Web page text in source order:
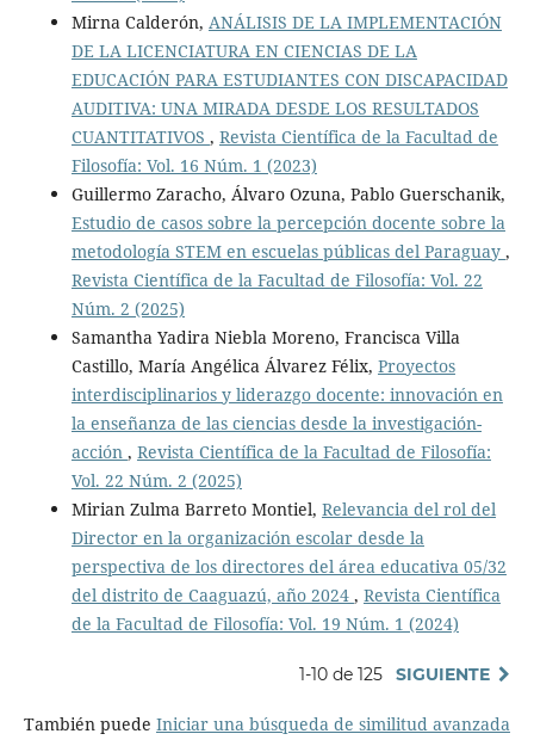
Mirna Calderón, ANÁLISIS DE LA IMPLEMENTACIÓN
DE LA LICENCIATURA EN CIENCIAS DE LA
EDUCACIÓN PARA ESTUDIANTES CON DISCAPACIDAD
AUDITIVA: UNA MIRADA DESDE LOS RESULTADOS
CUANTITATIVOS , Revista Científica de la Facultad de
Filosofía: Vol. 16 Núm. 1 (2023)
Guillermo Zaracho, Álvaro Ozuna, Pablo Guerschanik,
Estudio de casos sobre la percepción docente sobre la
metodología STEM en escuelas públicas del Paraguay ,
Revista Científica de la Facultad de Filosofía: Vol. 22
Núm. 2 (2025)
Samantha Yadira Niebla Moreno, Francisca Villa
Castillo, María Angélica Álvarez Félix, Proyectos
interdisciplinarios y liderazgo docente: innovación en
la enseñanza de las ciencias desde la investigación-
acción , Revista Científica de la Facultad de Filosofía:
Vol. 22 Núm. 2 (2025)
Mirian Zulma Barreto Montiel, Relevancia del rol del
Director en la organización escolar desde la
perspectiva de los directores del área educativa 05/32
del distrito de Caaguazú, año 2024 , Revista Científica
de la Facultad de Filosofía: Vol. 19 Núm. 1 (2024)
1-10 de 125 SIGUIENTE
También puede Iniciar una búsqueda de similitud avanzada